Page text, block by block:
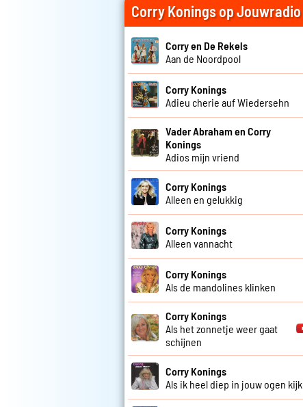
Corry Konings op Jouwradio
Corry en De Rekels
Aan de Noordpool
Corry Konings
Adieu cherie auf Wiedersehn
Vader Abraham en Corry
Konings
Adios mijn vriend
Corry Konings
Alleen en gelukkig
Corry Konings
Alleen vannacht
Corry Konings
Als de mandolines klinken
Corry Konings
Als het zonnetje weer gaat
schijnen
Corry Konings
Als ik heel diep in jouw ogen kijk